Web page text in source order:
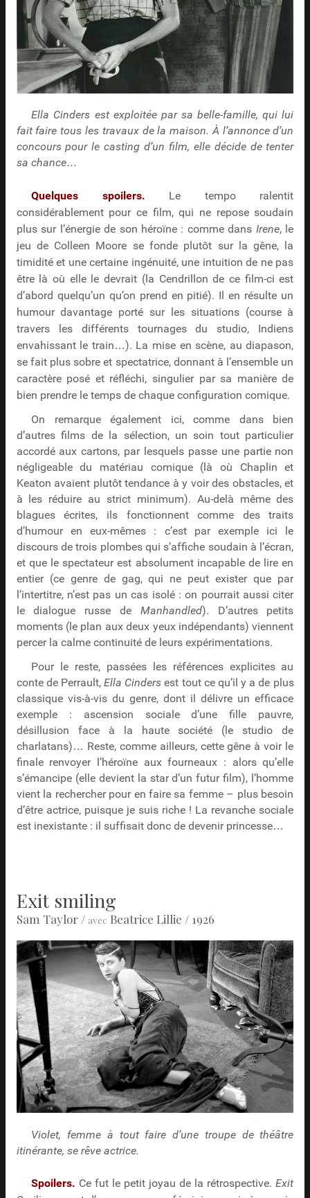
Ella Cinders est exploitée par sa belle-famille, qui lui
fait faire tous les travaux de la maison. À l’annonce d’un
concours pour le casting d’un film, elle décide de tenter
sa chance…
Quelques spoilers. Le tempo ralentit
considérablement pour ce film, qui ne repose soudain
plus sur l’énergie de son héroïne : comme dans Irene, le
jeu de Colleen Moore se fonde plutôt sur la gêne, la
timidité et une certaine ingénuité, une intuition de ne pas
être là où elle le devrait (la Cendrillon de ce film-ci est
d’abord quelqu’un qu’on prend en pitié). Il en résulte un
humour davantage porté sur les situations (course à
travers les différents tournages du studio, Indiens
envahissant le train…). La mise en scène, au diapason,
se fait plus sobre et spectatrice, donnant à l’ensemble un
caractère posé et réfléchi, singulier par sa manière de
bien prendre le temps de chaque configuration comique.
On remarque également ici, comme dans bien
d’autres films de la sélection, un soin tout particulier
accordé aux cartons, par lesquels passe une partie non
négligeable du matériau comique (là où Chaplin et
Keaton avaient plutôt tendance à y voir des obstacles, et
à les réduire au strict minimum). Au-delà même des
blagues écrites, ils fonctionnent comme des traits
d’humour en eux-mêmes : c’est par exemple ici le
discours de trois plombes qui s’affiche soudain à l’écran,
et que le spectateur est absolument incapable de lire en
entier (ce genre de gag, qui ne peut exister que par
l’intertitre, n’est pas un cas isolé : on pourrait aussi citer
le dialogue russe de Manhandled). D’autres petits
moments (le plan aux deux yeux indépendants) viennent
percer la calme continuité de leurs expérimentations.
Pour le reste, passées les références explicites au
conte de Perrault,Ella Cinders est tout ce qu’il y a de plus
classique vis-à-vis du genre, dont il délivre un efficace
exemple : ascension sociale d’une fille pauvre,
désillusion face à la haute société (le studio de
charlatans)… Reste, comme ailleurs, cette gêne à voir le
finale renvoyer l’héroïne aux fourneaux : alors qu’elle
s’émancipe (elle devient la star d’un futur film), l’homme
vient la rechercher pour en faire sa femme – plus besoin
d’être actrice, puisque je suis riche ! La revanche sociale
est inexistante : il suffisait donc de devenir princesse…
Exit smiling
Sam Taylor / avec Beatrice Lillie / 1926
Violet, femme à tout faire d’une troupe de théâtre
itinérante, se rêve actrice.
Spoilers. Ce fut le petit joyau de la rétrospective.Exit